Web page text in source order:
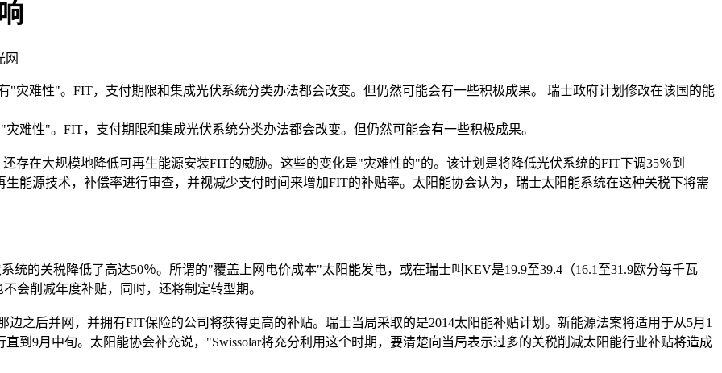
网
"灾难性"。FIT，支付期限和集成光伏系统分类办法都会改变。但仍然可能会有一些积极成果。 瑞士政府计划修改在该国的能
性"。FIT，支付期限和集成光伏系统分类办法都会改变。但仍然可能会有一些积极成果。
在大规模地降低可再生能源安装FIT的威胁。这些的变化是"灾难性的"的。该计划是将降低光伏系统的FIT下调35％到
能源技术，补偿率进行审查，并视减少支付时间来增加FIT的补贴率。太阳能协会认为，瑞士太阳能系统在这种关税下将需
关税降低了高达50％。所谓的"覆盖上网电价成本"太阳能发电，或在瑞士叫KEV是19.9至39.4（16.1至31.9欧分每千瓦
会削减年度补贴，同时，还将制定转型期。
后并网，并拥有FIT保险的公司将获得更高的补贴。瑞士当局采取的是2014太阳能补贴计划。新能源法案将适用于从5月1
到9月中旬。太阳能协会补充说，"Swissolar将充分利用这个时期，要清楚向当局表示过多的关税削减太阳能行业补贴将造成